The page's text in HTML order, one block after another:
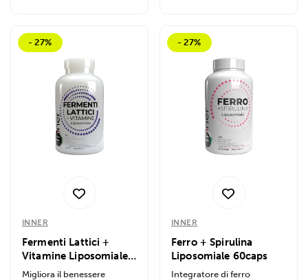
- 27%
INNER
Fermenti Lattici +
Vitamine Liposomiale
120caps
Migliora il benessere
- 27%
INNER
Ferro + Spirulina
Liposomiale 60caps
Integratore di ferro